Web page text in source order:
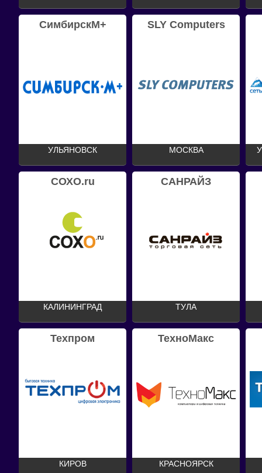
СимбирскМ+
УЛЬЯНОВСК
SLY Computers
МОСКВА
СОХО.ru
КАЛИНИНГРАД
САНРАЙЗ
ТУЛА
Техпром
КИРОВ
ТехноМакс
КРАСНОЯРСК